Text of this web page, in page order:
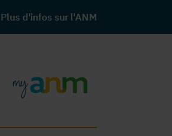
Plus d'infos sur l'ANM